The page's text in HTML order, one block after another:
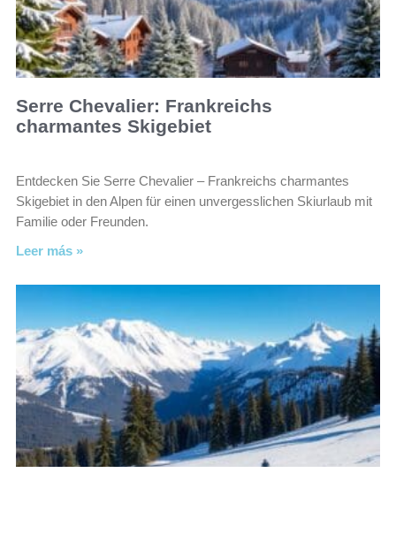
Serre Chevalier: Frankreichs
charmantes Skigebiet
Entdecken Sie Serre Chevalier – Frankreichs charmantes
Skigebiet in den Alpen für einen unvergesslichen Skiurlaub mit
Familie oder Freunden.
Leer más »